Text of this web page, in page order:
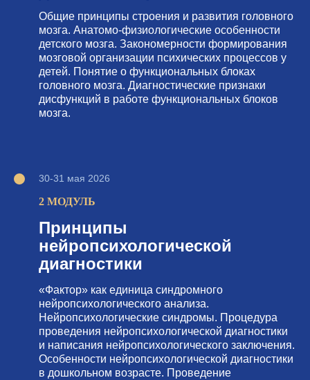
Общие принципы строения и развития головного
мозга. Анатомо-физиологические особенности
детского мозга. Закономерности формирования
мозговой организации психических процессов у
детей. Понятие о функциональных блоках
головного мозга. Диагностические признаки
дисфункций в работе функциональных блоков
мозга.
30-31 мая 2026
2 МОДУЛЬ
Принципы
нейропсихологической
диагностики
«Фактор» как единица синдромного
нейропсихологического анализа.
Нейропсихологические синдромы. Процедура
проведения нейропсихологической диагностики
и написания нейропсихологического заключения.
Особенности нейропсихологической диагностики
в дошкольном возрасте. Проведение